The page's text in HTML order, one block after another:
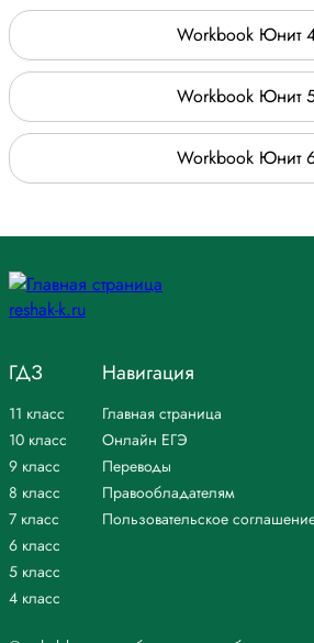
Workbook Юнит
Workbook Юнит
Workbook Юнит
ГДЗ
11 класс
10 класс
9 класс
8 класс
7 класс
6 класс
5 класс
4 класс
Навигация
Главная страница
Онлайн ЕГЭ
Переводы
Правообладателям
Пользовательское